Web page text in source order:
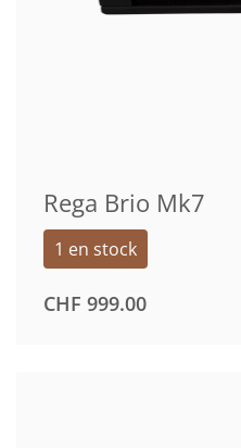
Rega Brio Mk7
1 en stock
CHF 999.00